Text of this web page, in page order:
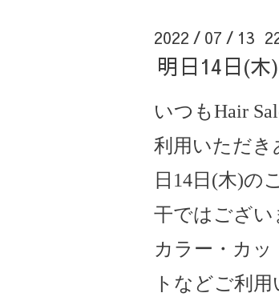
2022 / 07 / 13
明日14日(木
いつもHair
利用いただき
日14日(木)の
干ではござい
カラー・カ
トなどご利用